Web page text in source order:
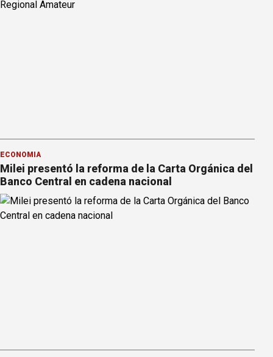
ECONOMÍA
Milei presentó la reforma de la Carta Orgánica del
Banco Central en cadena nacional